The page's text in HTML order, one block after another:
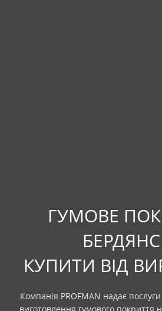
ГУМОВЕ
КУПИТИ ВІД
Компанія PROFMAN надає
виготовлення гумового покриття